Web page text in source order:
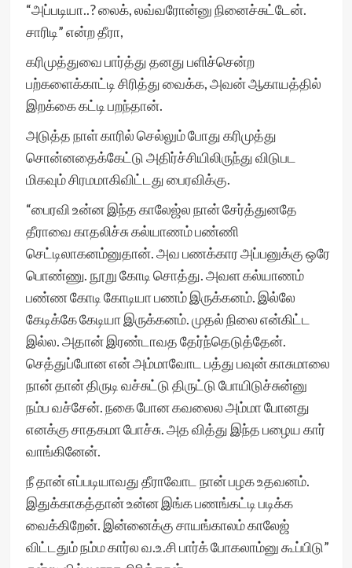
“அப்படியா..? லைக், லவ்வரோன்னு நினைச்சுட்டேன்.
சாரிடி” என்ற தீரா,
கரிமுத்துவை பார்த்து தனது பளிச்சென்ற
பற்களைக்காட்டி சிரித்து வைக்க, அவன் ஆகாயத்தில்
இறக்கை கட்டி பறந்தான்.
அடுத்த நாள் காரில் செல்லும் போது கரிமுத்து
சொன்னதைக்கேட்டு அதிர்ச்சியிலிருந்து விடுபட
மிகவும் சிரமமாகிவிட்டது பைரவிக்கு.
“பைரவி உன்ன இந்த காலேஜ்ல நான் சேர்த்துனதே
தீராவை காதலிச்சு கல்யாணம் பண்ணி
செட்டிலாகனம்னுதான். அவ பணக்கார அப்பனுக்கு ஒரே
பொண்ணு. நூறு கோடி சொத்து. அவள கல்யாணம்
பண்ண கோடி கோடியா பணம் இருக்கனம். இல்லே
கேடிக்கே கேடியா இருக்கனம். முதல் நிலை என்கிட்ட
இல்ல. அதான் இரண்டாவத தேர்ந்தெடுத்தேன்.
செத்துப்போன என் அம்மாவோட பத்து பவுன் காசுமாலை
நான் தான் திருடி வச்சுட்டு திருட்டு போயிடுச்சுன்னு
நம்ப வச்சேன். நகை போன கவலைல அம்மா போனது
எனக்கு சாதகமா போச்சு. அத வித்து இந்த பழைய கார்
வாங்கினேன்.
நீ தான் எப்படியாவது தீராவோட நான் பழக உதவனம்.
இதுக்காகத்தான் உன்ன இங்க பணங்கட்டி படிக்க
வைக்கிறேன். இன்னைக்கு சாயங்காலம் காலேஜ்
விட்டதும் நம்ம கார்ல வ.உ.சி பார்க் போகலாம்னு கூப்பிடு”